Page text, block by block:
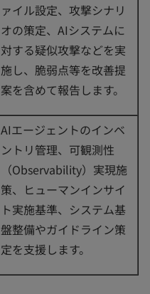
ァイル設定、攻撃シナリ
オの策定、AIシステムに
対する疑似攻撃などを実
施し、脆弱点等を改善提
案を含めて報告します。
AIエージェントのインベ
ントリ管理、可観測性
（Observability）実現施
策、ヒューマンインサイ
ト実施基準、システム基
盤整備やガイドライン策
定を支援します。